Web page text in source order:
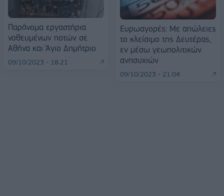
Παράνομα εργαστήρια
νοθευμένων ποτών σε
Αθήνα και Άγιο Δημήτριο
09/10/2023 - 18:21
Ευρωαγορές: Με απώλειες
το κλείσιμο της Δευτέρας,
εν μέσω γεωπολιτικών
ανησυχιών
09/10/2023 - 21:04